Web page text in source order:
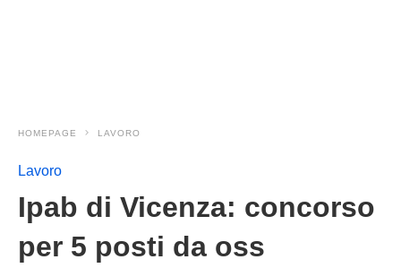
HOMEPAGE LAVORO
Lavoro
Ipab di Vicenza: concorso
per 5 posti da oss